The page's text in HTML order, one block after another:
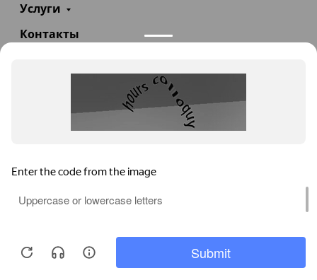
Услуги
Контакты
info@teploexpert.com
Пн—Сб 09:00 – 18:00
TeploExpert.com © 2008 - 2026 Оборудование для
систем отопления, водоснабжения, канализации